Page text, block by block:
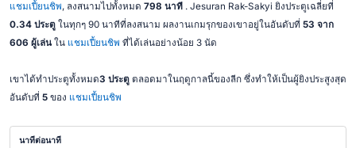
แชมเปี้ยนชิพ, ลงสนามไปทั้งหมด 798 นาที . Jesuran Rak-Sakyi ยิงประตูเฉลี่ยที่
0.34 ประตู ในทุกๆ 90 นาทีที่ลงสนาม ผลงานเกมรุกของเขาอยู่ในอันดับที่ 53 จาก
606 ผู้เล่นใน แชมเปี้ยนชิพ ที่ได้เล่นอย่างน้อย 3 นัด
เขาได้ทำประตูทั้งหมด3 ประตู ตลอดมาในฤดูกาลนี้ของลีก ซึ่งทำให้เป็นผู้ยิงประสูงสุด
อันดับที่ 5ของ แชมเปี้ยนชิพ
นาทีต่อนาที